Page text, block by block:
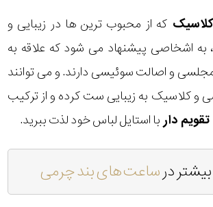
که از محبوب ترین ها در زیبایی و
اشخاصی پیشنهاد می شود که علاقه به
و اصالت سوئیسی دارند. و می توانند
و کلاسیک به زیبایی ست کرده و از ترکیب
دار با استایل لباس خود لذت ببرید.
درساعت های بند چرمی